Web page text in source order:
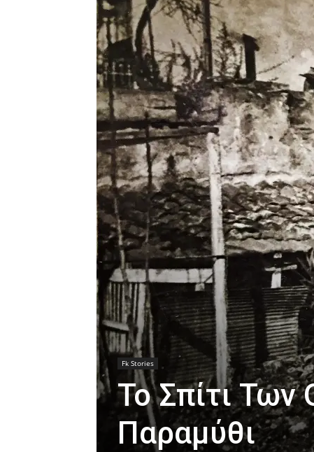
Fk Stories
Το Σπίτι
Παραμύθι